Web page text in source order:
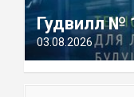
Гудвилл №
03.08.2026